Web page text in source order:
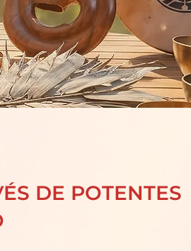
DE POTENTES